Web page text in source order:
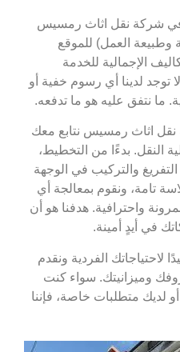
شركة نقل اثاث رمسيس
العمل) للموقع
الإجمالية للخدمة
توجد لدينا أي رسوم خفية أو
ما نتفق عليه هو ما تدفعه.
اثاث رمسيس نتابع معك
النقل. بدءًا من التخطيط،
والتركيب في الوجهة
تامة، ونقوم بمعالجة أي
واحترافية. هدفنا هو أن
في أيدٍ أمينة.
لاحتياجاتك الفردية ونقدم
وميزانيتك. سواء كنت
لديك متطلبات خاصة، فإننا